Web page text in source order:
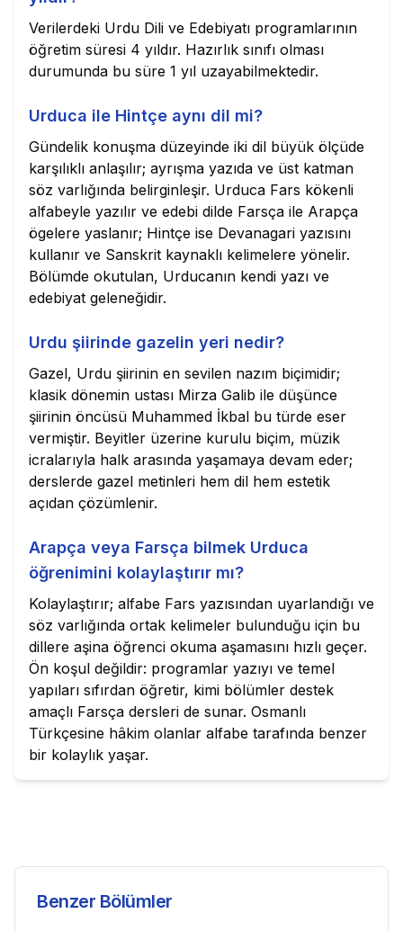
Verilerdeki Urdu Dili ve Edebiyatı programlarının
öğretim süresi 4 yıldır. Hazırlık sınıfı olması
durumunda bu süre 1 yıl uzayabilmektedir.
Urduca ile Hintçe aynı dil mi?
Gündelik konuşma düzeyinde iki dil büyük ölçüde
karşılıklı anlaşılır; ayrışma yazıda ve üst katman
söz varlığında belirginleşir. Urduca Fars kökenli
alfabeyle yazılır ve edebi dilde Farsça ile Arapça
ögelere yaslanır; Hintçe ise Devanagari yazısını
kullanır ve Sanskrit kaynaklı kelimelere yönelir.
Bölümde okutulan, Urducanın kendi yazı ve
edebiyat geleneğidir.
Urdu şiirinde gazelin yeri nedir?
Gazel, Urdu şiirinin en sevilen nazım biçimidir;
klasik dönemin ustası Mirza Galib ile düşünce
şiirinin öncüsü Muhammed İkbal bu türde eser
vermiştir. Beyitler üzerine kurulu biçim, müzik
icralarıyla halk arasında yaşamaya devam eder;
derslerde gazel metinleri hem dil hem estetik
açıdan çözümlenir.
Arapça veya Farsça bilmek Urduca
öğrenimini kolaylaştırır mı?
Kolaylaştırır; alfabe Fars yazısından uyarlandığı ve
söz varlığında ortak kelimeler bulunduğu için bu
dillere aşina öğrenci okuma aşamasını hızlı geçer.
Ön koşul değildir: programlar yazıyı ve temel
yapıları sıfırdan öğretir, kimi bölümler destek
amaçlı Farsça dersleri de sunar. Osmanlı
Türkçesine hâkim olanlar alfabe tarafında benzer
bir kolaylık yaşar.
Benzer Bölümler